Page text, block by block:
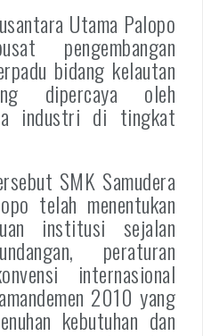
Utama Palopo
pengembangan
bidang kelautan
dipercaya oleh
industri di tingkat
SMK Samudera
telah menentukan
institusi sejalan
peraturan
internasional
2010 yang
kebutuhan dan